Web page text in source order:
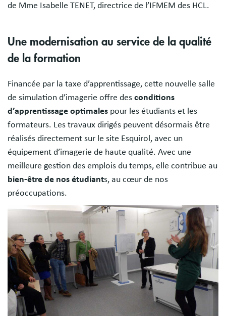
de Mme Isabelle TENET, directrice de l’IFMEM des HCL.
Une modernisation au service de la qualité
de la formation
Financée par la taxe d’apprentissage, cette nouvelle salle
de simulation d’imagerie offre des conditions
d’apprentissage optimales pour les étudiants et les
formateurs. Les travaux dirigés peuvent désormais être
réalisés directement sur le site Esquirol, avec un
équipement d’imagerie de haute qualité. Avec une
meilleure gestion des emplois du temps, elle contribue au
bien-être de nos étudiants, au cœur de nos
préoccupations.
Image